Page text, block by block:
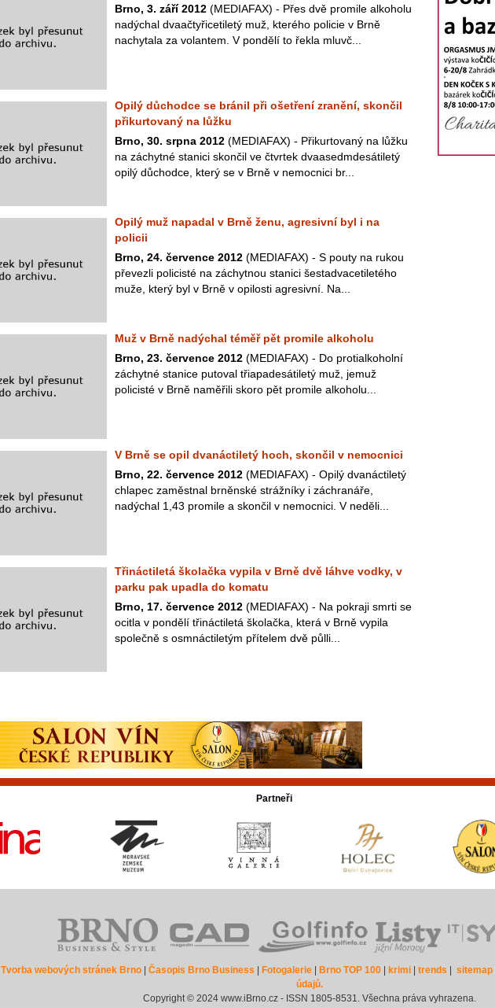
Brno, 3. září 2012 (MEDIAFAX) - Přes dvě promile alkoholu
nadýchal dvaačtyřicetiletý muž, kterého policie v Brně
nachytala za volantem. V pondělí to řekla mluvč...
Opilý důchodce se bránil při ošetření zranění, skončil
přikurtovaný na lůžku
Brno, 30. srpna 2012 (MEDIAFAX) - Přikurtovaný na lůžku
na záchytné stanici skončil ve čtvrtek dvaasedmdesátiletý
opilý důchodce, který se v Brně v nemocnici br...
Opilý muž napadal v Brně ženu, agresivní byl i na
policii
Brno, 24. července 2012 (MEDIAFAX) - S pouty na rukou
převezli policisté na záchytnou stanici šestadvacetiletého
muže, který byl v Brně v opilosti agresivní. Na...
Muž v Brně nadýchal téměř pět promile alkoholu
Brno, 23. července 2012 (MEDIAFAX) - Do protialkoholní
záchytné stanice putoval třiapadesátiletý muž, jemuž
policisté v Brně naměřili skoro pět promile alkoholu...
V Brně se opil dvanáctiletý hoch, skončil v nemocnici
Brno, 22. července 2012 (MEDIAFAX) - Opilý dvanáctiletý
chlapec zaměstnal brněnské strážníky i záchranáře,
nadýchal 1,43 promile a skončil v nemocnici. V neděli...
Třináctiletá školačka vypila v Brně dvě láhve vodky, v
parku pak upadla do komatu
Brno, 17. července 2012 (MEDIAFAX) - Na pokraji smrti se
ocitla v pondělí třináctiletá školačka, která v Brně vypila
společně s osmnáctiletým přítelem dvě půlli...
Partneři
Tvorba webových stránek Brno| Časopis Brno Business Fotogalerie| Brno TOP 100| krimi| trends sitemap|
údajů.
Copyright © 2024 www.iBrno.cz - ISSN 1805-8531. Všechna práva vyhrazena.